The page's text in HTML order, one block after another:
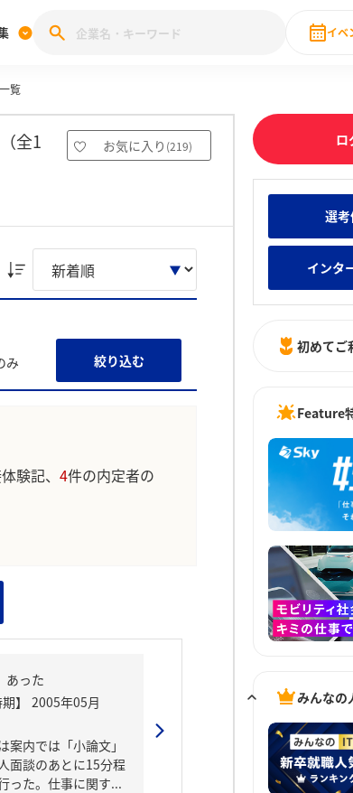
ャンペーン
ド調査
みんなの新卒就職人気企業ランキング
28卒 IT・DX現場社員インタビュー
イベ
覧
全1
お気に入り (219)
み 絞り込む
験記、 4件の内定者の
案内では「小論文」
面談のあとに15分程
った。仕事に関す...
ロ
選
インタ
初めてご
Feature
みんなの